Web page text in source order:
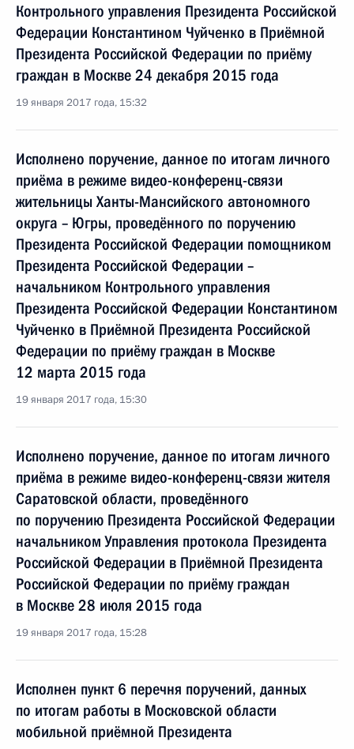
Контрольного управления Президента Российской
Федерации Константином Чуйченко в Приёмной
Президента Российской Федерации по приёму
граждан в Москве 24 декабря 2015 года
19 января 2017 года, 15:32
Исполнено поручение, данное по итогам личного
приёма в режиме видео-конференц-связи
жительницы Ханты-Мансийского автономного
округа – Югры, проведённого по поручению
Президента Российской Федерации помощником
Президента Российской Федерации –
начальником Контрольного управления
Президента Российской Федерации Константином
Чуйченко в Приёмной Президента Российской
Федерации по приёму граждан в Москве
12 марта 2015 года
19 января 2017 года, 15:30
Исполнено поручение, данное по итогам личного
приёма в режиме видео-конференц-связи жителя
Саратовской области, проведённого
по поручению Президента Российской Федерации
начальником Управления протокола Президента
Российской Федерации в Приёмной Президента
Российской Федерации по приёму граждан
в Москве 28 июля 2015 года
19 января 2017 года, 15:28
Исполнен пункт 6 перечня поручений, данных
по итогам работы в Московской области
мобильной приёмной Президента